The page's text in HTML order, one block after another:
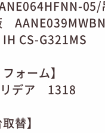
05/
CS-G321MS
ォーム】
デア 1318
替】